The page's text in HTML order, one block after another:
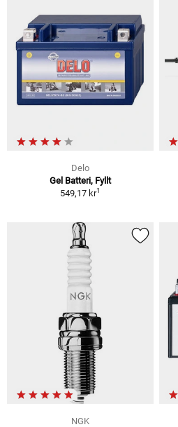
Delo
Gel Batteri, Fyllt
549,17 kr1
NGK